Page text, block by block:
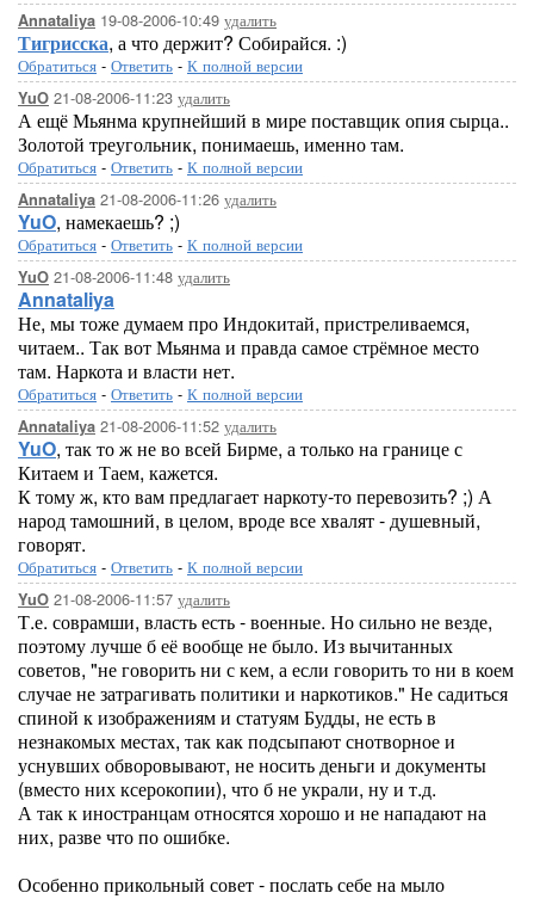
Annataliya 19-08-2006-10:49 удалить
Тигрисска, а что держит? Собирайся. :)
Обратиться - Ответить - К полной версии
YuO 21-08-2006-11:23 удалить
А ещё Мьянма крупнейший в мире поставщик опия сырца..
Золотой треугольник, понимаешь, именно там.
Обратиться - Ответить - К полной версии
Annataliya 21-08-2006-11:26 удалить
YuO, намекаешь? ;)
Обратиться - Ответить - К полной версии
YuO 21-08-2006-11:48 удалить
Annataliya
Не, мы тоже думаем про Индокитай, пристреливаемся,
читаем.. Так вот Мьянма и правда самое стрёмное место
там. Наркота и власти нет.
Обратиться - Ответить - К полной версии
Annataliya 21-08-2006-11:52 удалить
YuO, так то ж не во всей Бирме, а только на границе с
Китаем и Таем, кажется.
К тому ж, кто вам предлагает наркоту-то перевозить? ;) А
народ тамошний, в целом, вроде все хвалят - душевный,
говорят.
Обратиться - Ответить - К полной версии
YuO 21-08-2006-11:57 удалить
Т.е. соврамши, власть есть - военные. Но сильно не везде,
поэтому лучше б её вообще не было. Из вычитанных
советов, "не говорить ни с кем, а если говорить то ни в коем
случае не затрагивать политики и наркотиков." Не садиться
спиной к изображениям и статуям Будды, не есть в
незнакомых местах, так как подсыпают снотворное и
уснувших обворовывают, не носить деньги и документы
(вместо них ксерокопии), что б не украли, ну и т.д.
А так к иностранцам относятся хорошо и не нападают на
них, разве что по ошибке.
Особенно прикольный совет - послать себе на мыло